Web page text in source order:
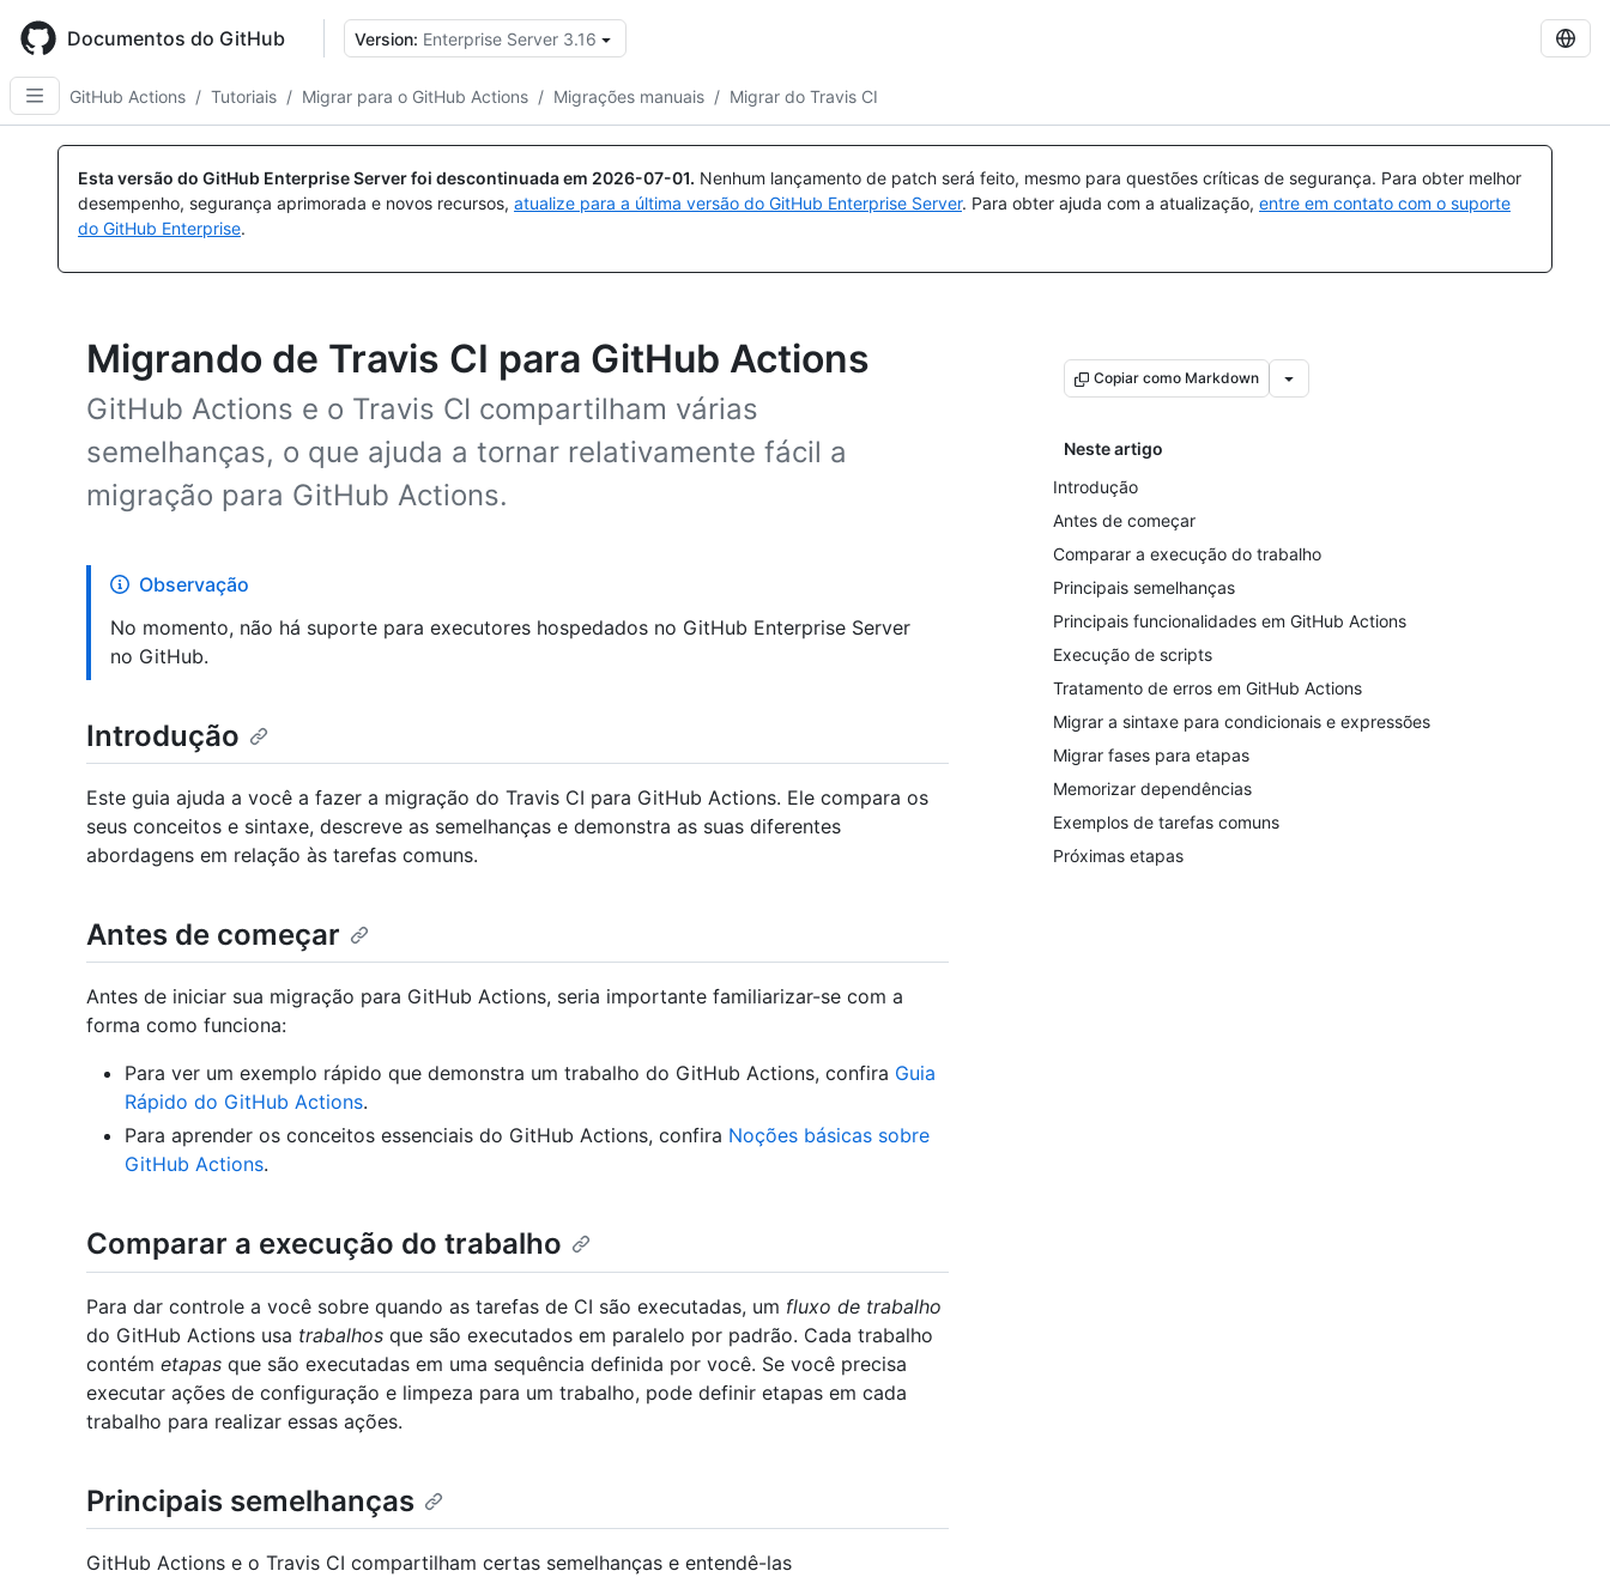
main
content
Documentos do GitHub Version: Enterprise Server 3.16
GitHub Actions / Tutoriais / Migrar para o GitHub Actions / Migrações manuais / Migrar do Travis CI
Esta versão do GitHub Enterprise Server foi descontinuada em 2026-07-01. Nenhum lançamento de patch será feito, mesmo para questões críticas de segurança. Para obter melhor
desempenho, segurança aprimorada e novos recursos, atualize para a última versão do GitHub Enterprise Server. Para obter ajuda com a atualização, entre em contato com o suporte
do GitHub Enterprise.
Migrando de Travis CI para GitHub Actions
GitHub Actions e o Travis CI compartilham várias
semelhanças, o que ajuda a tornar relativamente fácil a
migração para GitHub Actions.
Copiar como Markdown
Neste artigo
Introdução
Antes de começar
Comparar a execução do trabalho
Principais semelhanças
Principais funcionalidades em GitHub Actions
Execução de scripts
Tratamento de erros em GitHub Actions
Migrar a sintaxe para condicionais e expressões
Migrar fases para etapas
Memorizar dependências
Exemplos de tarefas comuns
Próximas etapas
Observação
No momento, não há suporte para executores hospedados no GitHub Enterprise Server
no GitHub.
Introdução
Este guia ajuda a você a fazer a migração do Travis CI para GitHub Actions. Ele compara os
seus conceitos e sintaxe, descreve as semelhanças e demonstra as suas diferentes
abordagens em relação às tarefas comuns.
Antes de começar
Antes de iniciar sua migração para GitHub Actions, seria importante familiarizar-se com a
forma como funciona:
Para ver um exemplo rápido que demonstra um trabalho do GitHub Actions, confira Guia
Rápido do GitHub Actions.
Para aprender os conceitos essenciais do GitHub Actions, confira Noções básicas sobre
GitHub Actions.
Comparar a execução do trabalho
Para dar controle a você sobre quando as tarefas de CI são executadas, um fluxo de trabalho
do GitHub Actions usa trabalhos que são executados em paralelo por padrão. Cada trabalho
contém etapas que são executadas em uma sequência definida por você. Se você precisa
executar ações de configuração e limpeza para um trabalho, pode definir etapas em cada
trabalho para realizar essas ações.
Principais semelhanças
GitHub Actions e o Travis CI compartilham certas semelhanças e entendê-las